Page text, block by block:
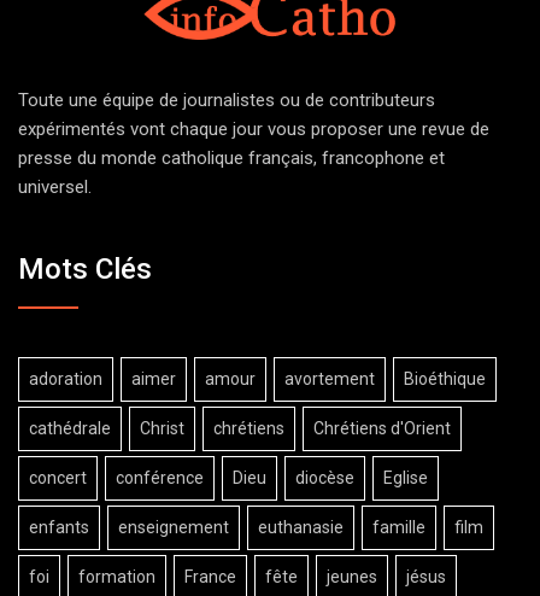
Toute une équipe de journalistes ou de contributeurs
expérimentés vont chaque jour vous proposer une revue de
presse du monde catholique français, francophone et
universel.
Mots Clés
adoration aimer amour avortement Bioéthique
cathédrale Christ chrétiens Chrétiens d'Orient
concert conférence Dieu diocèse Eglise
enfants enseignement euthanasie famille film
foi formation France fête jeunes jésus